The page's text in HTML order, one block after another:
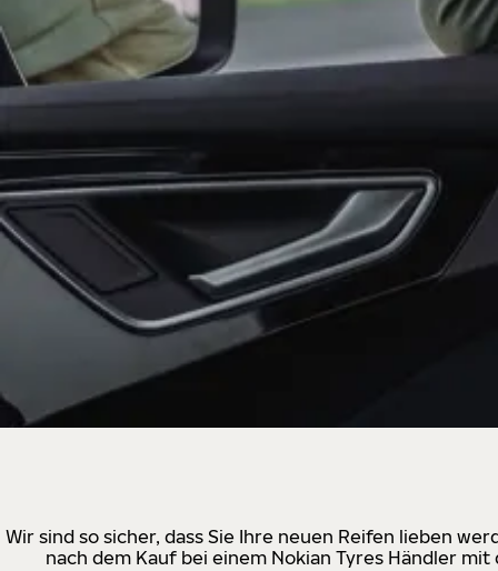
Wir sind so sicher, dass Sie Ihre neuen Reifen lieben
nach dem Kauf bei einem Nokian Tyres Händler